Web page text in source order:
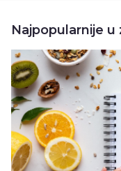
Najpopularnije u